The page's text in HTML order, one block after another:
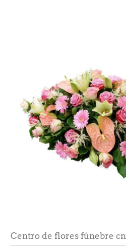
Centro de flores fúnebre